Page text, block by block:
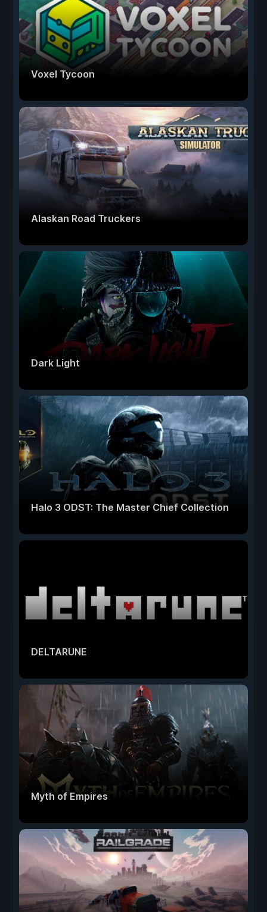
Voxel Tycoon
Alaskan Road Truckers
Dark Light
Halo 3 ODST: The Master Chief Collection
DELTARUNE
Myth of Empires